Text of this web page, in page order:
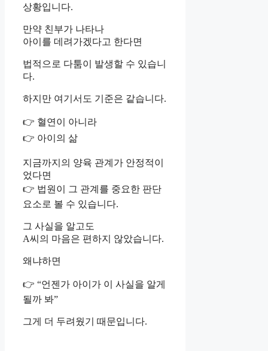
상황입니다.
만약 친부가 나타나
아이를 데려가겠다고 한다면
법적으로 다툼이 발생할 수 있습니
다.
하지만 여기서도 기준은 같습니다.
👉 혈연이 아니라
👉 아이의 삶
지금까지의 양육 관계가 안정적이
었다면
👉 법원이 그 관계를 중요한 판단
요소로 볼 수 있습니다.
그 사실을 알고도
A씨의 마음은 편하지 않았습니다.
왜냐하면
👉 “언젠가 아이가 이 사실을 알게
될까 봐”
그게 더 두려웠기 때문입니다.